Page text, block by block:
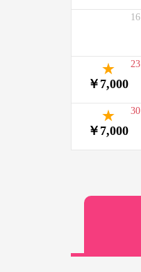
16
￥7,000
23
￥7,000
30